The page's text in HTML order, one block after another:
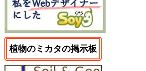
植物のミカタの掲示板